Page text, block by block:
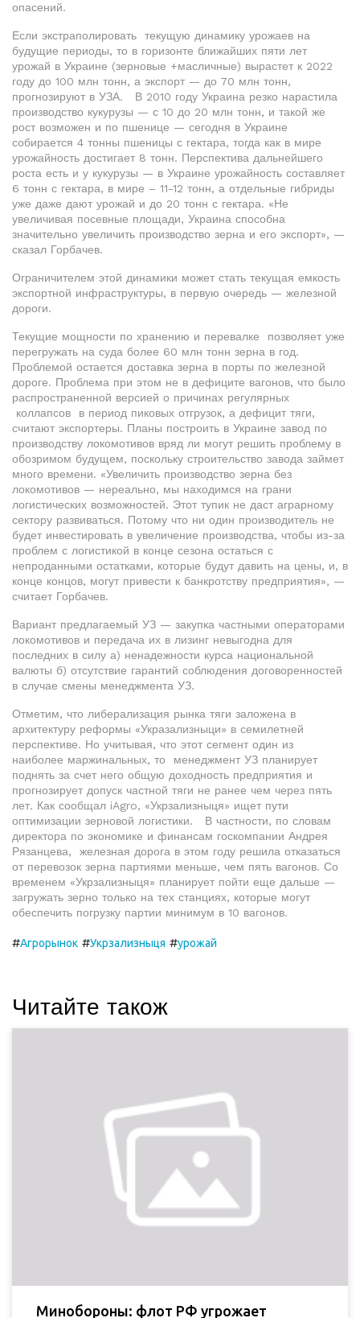
опасений.
Если экстраполировать текущую динамику урожаев на
будущие периоды, то в горизонте ближайших пяти лет
урожай в Украине (зерновые +масличные) вырастет к 2022
году до 100 млн тонн, а экспорт — до 70 млн тонн,
прогнозируют в УЗА. В 2010 году Украина резко нарастила
производство кукурузы — с 10 до 20 млн тонн, и такой же
рост возможен и по пшенице — сегодня в Украине
собирается 4 тонны пшеницы с гектара, тогда как в мире
урожайность достигает 8 тонн. Перспектива дальнейшего
роста есть и у кукурузы — в Украине урожайность составляет
6 тонн с гектара, в мире – 11-12 тонн, а отдельные гибриды
уже даже дают урожай и до 20 тонн с гектара. «Не
увеличивая посевные площади, Украина способна
значительно увеличить производство зерна и его экспорт», —
сказал Горбачев.
Ограничителем этой динамики может стать текущая емкость
экспортной инфраструктуры, в первую очередь — железной
дороги.
Текущие мощности по хранению и перевалке позволяет уже
перегружать на суда более 60 млн тонн зерна в год.
Проблемой остается доставка зерна в порты по железной
дороге. Проблема при этом не в дефиците вагонов, что было
распространенной версией о причинах регулярных
коллапсов в период пиковых отгрузок, а дефицит тяги,
считают экспортеры. Планы построить в Украине завод по
производству локомотивов вряд ли могут решить проблему в
обозримом будущем, поскольку строительство завода займет
много времени. «Увеличить производство зерна без
локомотивов — нереально, мы находимся на грани
логистических возможностей. Этот тупик не даст аграрному
сектору развиваться. Потому что ни один производитель не
будет инвестировать в увеличение производства, чтобы из-за
проблем с логистикой в конце сезона остаться с
непроданными остатками, которые будут давить на цены, и, в
конце концов, могут привести к банкротству предприятия», —
считает Горбачев.
Вариант предлагаемый УЗ — закупка частными операторами
локомотивов и передача их в лизинг невыгодна для
последних в силу а) ненадежности курса национальной
валюты б) отсутствие гарантий соблюдения договоренностей
в случае смены менеджмента УЗ.
Отметим, что либерализация рынка тяги заложена в
архитектуру реформы «Укразализныци» в семилетней
перспективе. Но учитывая, что этот сегмент один из
наиболее маржинальных, то менеджмент УЗ планирует
поднять за счет него общую доходность предприятия и
прогнозирует допуск частной тяги не ранее чем через пять
лет. Как сообщал iAgro, «Укрзализныця» ищет пути
оптимизации зерновой логистики. В частности, по словам
директора по экономике и финансам госкомпании Андрея
Рязанцева, железная дорога в этом году решила отказаться
от перевозок зерна партиями меньше, чем пять вагонов. Со
временем «Укрзализныця» планирует пойти еще дальше —
загружать зерно только на тех станциях, которые могут
обеспечить погрузку партии минимум в 10 вагонов.
#Агрорынок #Укрзализныця #урожай
Читайте також
Минобороны: флот РФ угрожает